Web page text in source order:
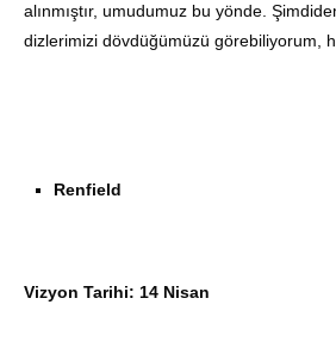
alınmıştır, umudumuz bu yönde.
dizlerimizi dövdüğümüzü görebiliyorum,
Renfield
Vizyon Tarihi: 14 Nisan